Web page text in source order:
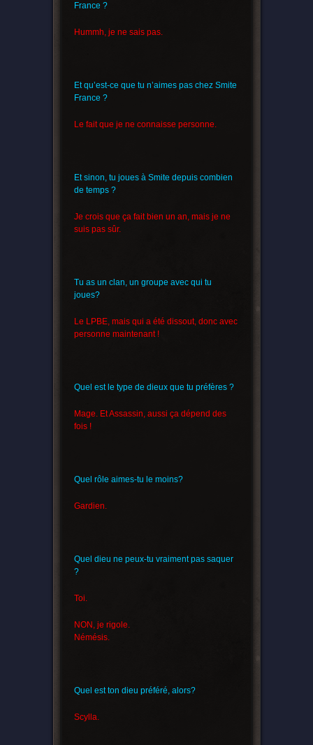
France ?
Hummh, je ne sais pas.
Et qu’est-ce que tu n’aimes pas chez Smite
France ?
Le fait que je ne connaisse personne.
Et sinon, tu joues à Smite depuis combien
de temps ?
Je crois que ça fait bien un an, mais je ne
suis pas sûr.
Tu as un clan, un groupe avec qui tu
joues?
Le LPBE, mais qui a été dissout, donc avec
personne maintenant !
Quel est le type de dieux que tu préfères ?
Mage. Et Assassin, aussi ça dépend des
fois !
Quel rôle aimes-tu le moins?
Gardien.
Quel dieu ne peux-tu vraiment pas saquer
?
Toi.
NON, je rigole.
Némésis.
Quel est ton dieu préféré, alors?
Scylla.